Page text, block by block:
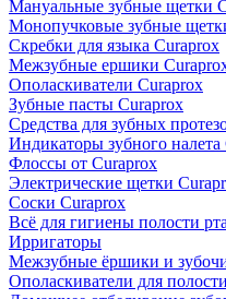
Мануальные зубные щетки
Монопучковые зубные
Скребки для языка Curaprox
Межзубные ершики
Ополаскиватели Curaprox
Зубные пасты Curaprox
Средства для зубных
Индикаторы зубного налета
Флоссы от Curaprox
Электрические щетки
Соски Curaprox
Всё для гигиены полости рта
Ирригаторы
Межзубные ёршики и
Ополаскиватели для